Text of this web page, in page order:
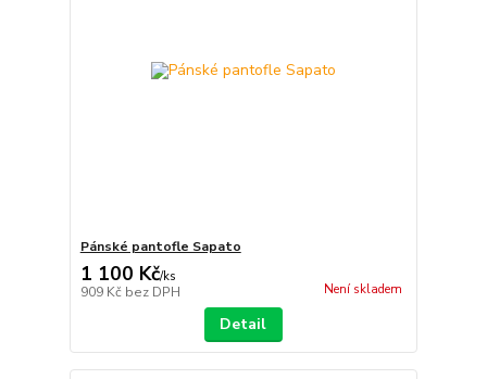
Pánské pantofle Sapato
1 100 Kč/ks
909 Kč bez DPH Není skladem
Detail